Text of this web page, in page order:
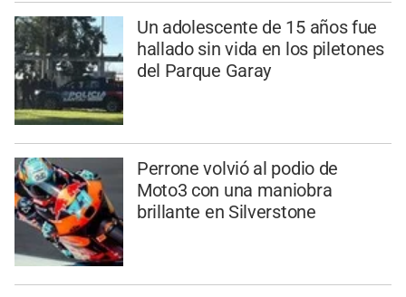
Un adolescente de 15 años fue
hallado sin vida en los piletones
del Parque Garay
Perrone volvió al podio de
Moto3 con una maniobra
brillante en Silverstone